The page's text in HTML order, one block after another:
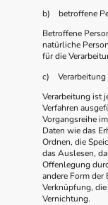
b) betroffene
Betroffene
natürliche
für die
c) Verarbeitung
Verarbeitung ist
Verfahren
Vorgangsreihe
Daten wie das
Ordnen, die
das Auslesen,
Offenlegung
andere Form
Verknüpfung,
Vernichtung.